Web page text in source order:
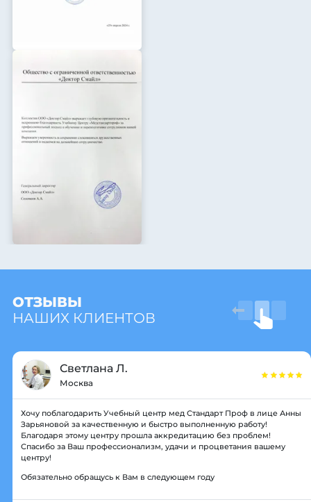
ОТЗЫВЫ
НАШИХ КЛИЕНТОВ
Светлана Л.
Москва
Хочу поблагодарить Учебный центр мед Стандарт Проф в лице Анны
Зарьяновой за качественную и быстро выполненную работу!
Благодаря этому центру прошла аккредитацию без проблем!
Спасибо за Ваш профессионализм, удачи и процветания вашему
центру!
Обязательно обращусь к Вам в следующем году